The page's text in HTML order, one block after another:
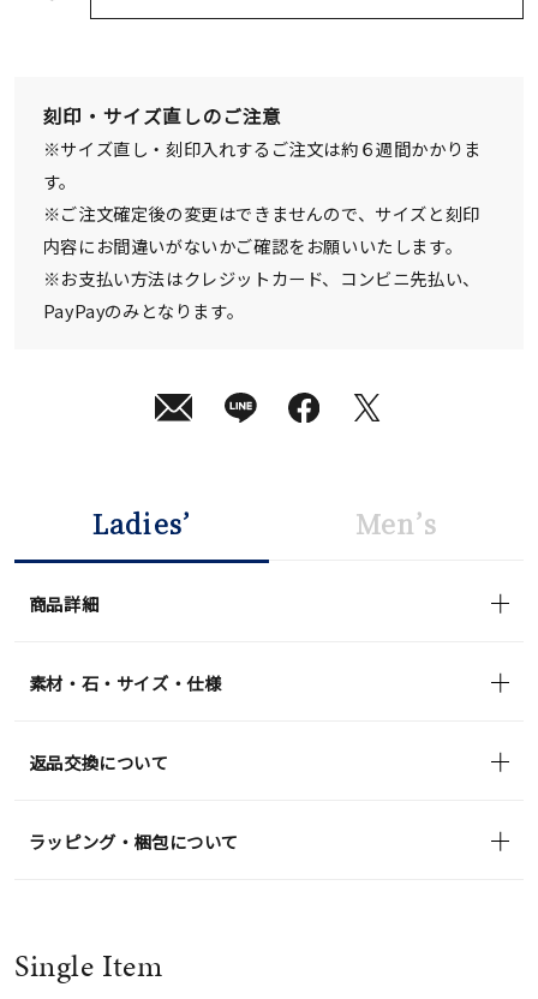
発
刻印・サイズ直しのご注意
※サイズ直し・刻印入れするご注文は約６週間かかりま
す。
※ご注文確定後の変更はできませんので、サイズと刻印
内容にお間違いがないかご確認をお願いいたします。
※お支払い方法はクレジットカード、コンビニ先払い、
PayPayのみとなります。
Ladies’ Men’s
商品詳細
素材・石・サイズ・仕様
返品交換について
ラッピング・梱包について
Single Item